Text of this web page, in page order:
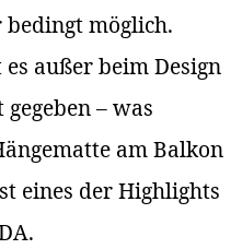
möglich.
außer beim Design
– was
am Balkon
eines der Highlights